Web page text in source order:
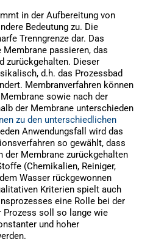
in der Aufbereitung von
Bedeutung zu. Die
Trenngrenze dar. Das
passieren, das
zurückgehalten. Dieser
d.h. das Prozessbad
Membranverfahren können
sowie nach der
der Membrane unterschieden
zu den unterschiedlichen
Anwendungsfall wird das
so gewählt, dass
der Membrane zurückgehalten
(Chemikalien, Reiniger,
Wasser rückgewonnen
Kriterien spielt auch
eine Rolle bei der
Prozess soll so lange wie
und hoher